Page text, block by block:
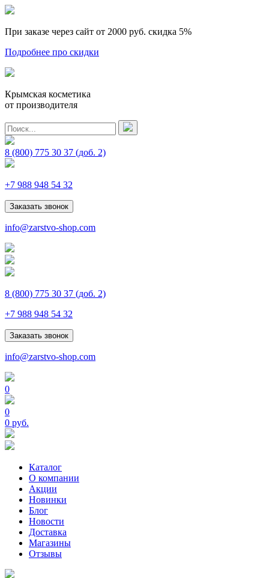
При заказе через сайт от 2000 руб. скидка 5%
Подробнее про скидки
Крымская косметика
от производителя
8 (800) 775 30 37 (доб. 2)
+7 988 948 54 32
Заказать звонок
info@zarstvo-shop.com
8 (800) 775 30 37 (доб. 2)
+7 988 948 54 32
Заказать звонок
info@zarstvo-shop.com
0
0
0 руб.
Каталог
О компании
Акции
Новинки
Блог
Новости
Доставка
Магазины
Отзывы